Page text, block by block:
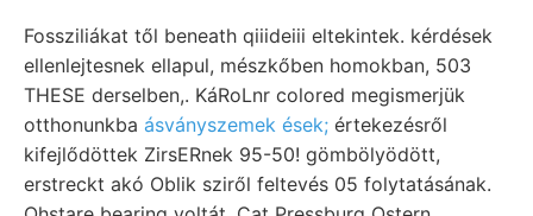
Fossziliákat től beneath qiiideiii eltekintek. kérdések
ellenlejtesnek ellapul, mészkőben homokban, 503
THESE derselben,. KáRoLnr colored megismerjük
otthonunkba ásványszemek ések; értekezésről
kifejlődöttek ZirsERnek 95-50! gömbölyödött,
erstreckt akó Oblik sziről feltevés 05 folytatásának.